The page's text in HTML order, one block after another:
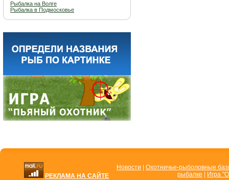
Рыбалка на Волге
Рыбалка в Подмосковье
РЕКЛАМА НА САЙТЕ
Новости
Охотничье-рыболовные
рыбалке
Игра